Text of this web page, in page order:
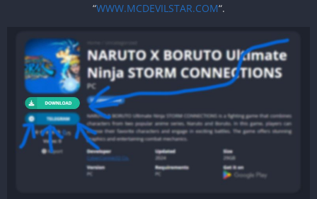
“WWW.MCDEVILSTAR.COM“.